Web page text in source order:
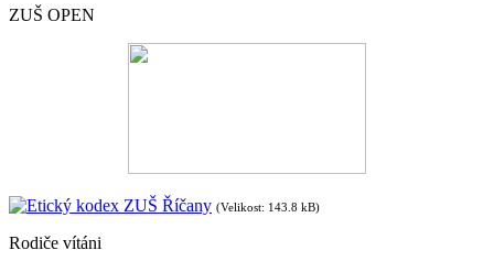
ZUŠ OPEN
Etický kodex ZUŠ Říčany (Velikost: 143.8 kB)
Rodiče vítáni